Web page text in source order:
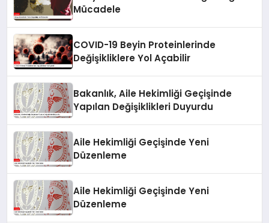
Mücadele
COVID-19 Beyin Proteinlerinde
Değişikliklere Yol Açabilir
Bakanlık, Aile Hekimliği Geçişinde
Yapılan Değişiklikleri Duyurdu
Aile Hekimliği Geçişinde Yeni
Düzenleme
Aile Hekimliği Geçişinde Yeni
Düzenleme